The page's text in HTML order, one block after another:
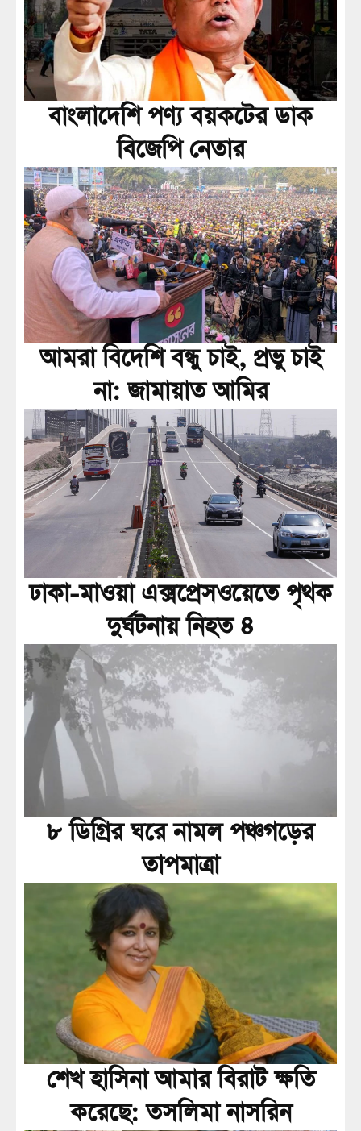
বাংলাদেশি পণ্য বয়কটের ডাক
বিজেপি নেতার
আমরা বিদেশি বন্ধু চাই, প্রভু চাই
না: জামায়াত আমির
ঢাকা-মাওয়া এক্সপ্রেসওয়েতে পৃথক
দুর্ঘটনায় নিহত ৪
৮ ডিগ্রির ঘরে নামল পঞ্চগড়ের
তাপমাত্রা
শেখ হাসিনা আমার বিরাট ক্ষতি
করেছে: তসলিমা নাসরিন